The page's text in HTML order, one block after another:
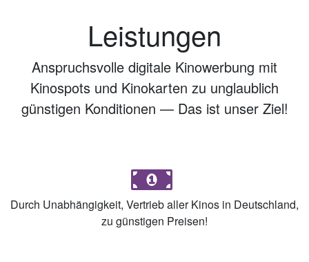
Leistungen
Anspruchsvolle digitale Kinowerbung mit
Kinospots und Kinokarten zu unglaublich
günstigen Konditionen — Das ist unser Ziel!
Durch Unabhängigkeit, Vertrieb aller Kinos in Deutschland,
zu günstigen Preisen!